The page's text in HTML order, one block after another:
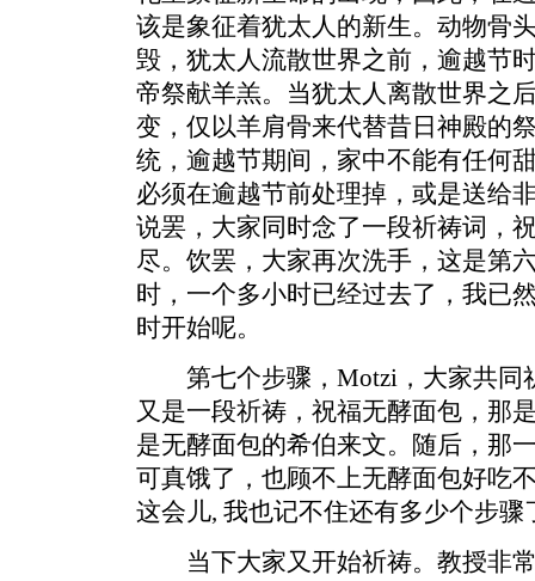
该是象征着犹太人的新生。动物骨
毁，犹太人流散世界之前，逾越节
帝祭献羊羔。当犹太人离散世界之
变，仅以羊肩骨来代替昔日神殿的
统，逾越节期间，家中不能有任何
必须在逾越节前处理掉，或是送给
说罢，大家同时念了一段祈祷词，
尽。饮罢，大家再次洗手，这是第
时，一个多小时已经过去了，我已
时开始呢。
第七个步骤，Motzi，大家共同
又是一段祈祷，祝福无酵面包，那
是无酵面包的希伯来文。随后，那
可真饿了，也顾不上无酵面包好吃
这会儿, 我也记不住还有多少个步
当下大家又开始祈祷。教授非常